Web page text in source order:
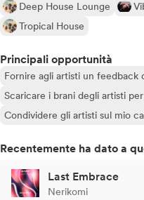
Deep House Lounge
Tropical House
Principali opportunità
Fornire agli artisti un
Scaricare i brani degli artisti
Condividere gli artisti sul mio
Recentemente ha dato a
Last Embrace
Nerikomi